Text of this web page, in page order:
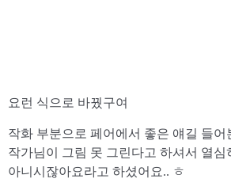
요런 식으로 바꿨구여
작화 부분으로 페어에서 좋은 얘길 들
작가님이 그림 못 그린다고 하셔서 열
아니시잖아요라고 하셨어요.. ㅎ